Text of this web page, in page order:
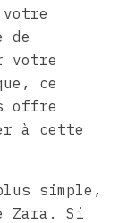
de
votre
ce
offre
à cette
simple,
Zara. Si